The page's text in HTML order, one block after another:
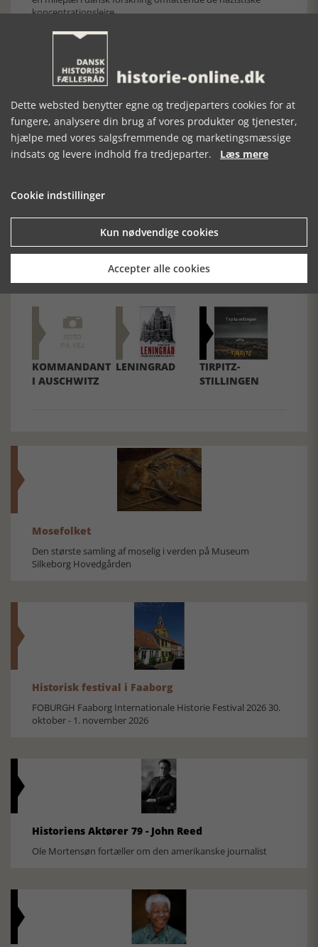
koncentrationslejre.
Kære forfattere! Bliv endelig ved! Der hvirvler uendeligt
offentlige og private arkiver er og vil blive åbnede.
Mængden af kildematerialer vil blive øget i betydeligt
omfang fremover. Der må derfor forventes og kræves
lejrenes terror. Såvel de døde som de overlevende. Det
skylder vi os selv og vore efterkommere.
SE RELATEREDE ARTIKLER
KOMMANDANT
I AUSCHWITZ
LENINGRAD
TIRPITZ-
STILLINGEN
Mosefolket
Den største samling af moselig i verden på Museum
Silkeborg Hovedgården
Historisk festival i Faaborg
FOBURGH Faaborg Internationale Historie Festival 2026 30.
oktober - 1. november 2026
Historiens Aktører 79 - John Reed
Ole Mortensøn fortæller om den amerikanske journalist
Dette websted benytter egne og tredjeparters cookies for at
fungere, analysere din brug af vores produkter og tjenester,
hjælpe med vores salgsfremmende og marketingsmæssige
indsats og levere indhold fra tredjeparter. Læs mere
Cookie indstillinger
Kun nødvendige cookies
Accepter alle cookies